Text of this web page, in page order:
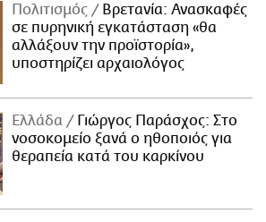
Πολιτισμός
Βρετανία: Ανασκαφές
σε πυρηνική εγκατάσταση «θα
αλλάξουν την προϊστορία»,
υποστηρίζει αρχαιολόγος
Ελλάδα
Γιώργος Παράσχος: Στο
νοσοκομείο ξανά ο ηθοποιός για
θεραπεία κατά του καρκίνου